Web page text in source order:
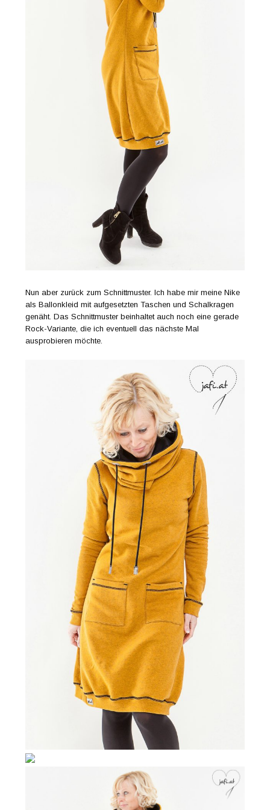
Nun aber zurück zum Schnittmuster. Ich habe mir meine Nike
als Ballonkleid mit aufgesetzten Taschen und Schalkragen
genäht. Das Schnittmuster beinhaltet auch noch eine gerade
Rock-Variante, die ich eventuell das nächste Mal
ausprobieren möchte.